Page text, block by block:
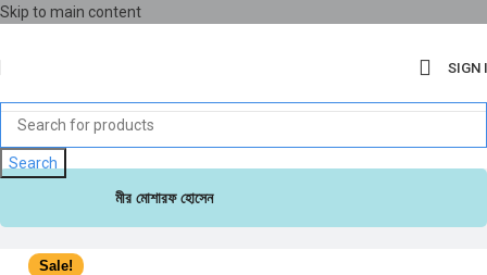
Skip to main content
SIGN
Search
মীর মোশারফ হোসেন
Sale!